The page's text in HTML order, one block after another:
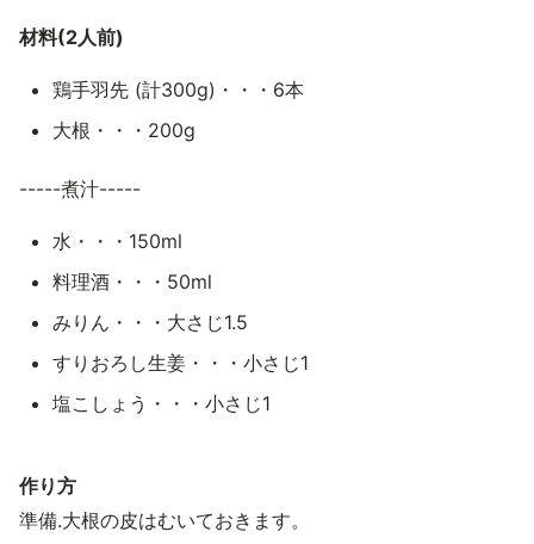
材料(2人前)
鶏手羽先 (計300g)・・・6本
大根・・・200g
-----煮汁-----
水・・・150ml
料理酒・・・50ml
みりん・・・大さじ1.5
すりおろし生姜・・・小さじ1
塩こしょう・・・小さじ1
作り方
準備.大根の皮はむいておきます。